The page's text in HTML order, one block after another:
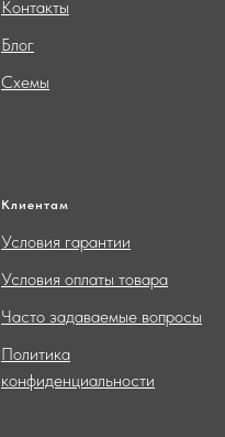
Контакты
Блог
Схемы
Клиентам
Условия гарантии
Условия оплаты товара
Часто задаваемые вопросы
Политика
конфиденциальности